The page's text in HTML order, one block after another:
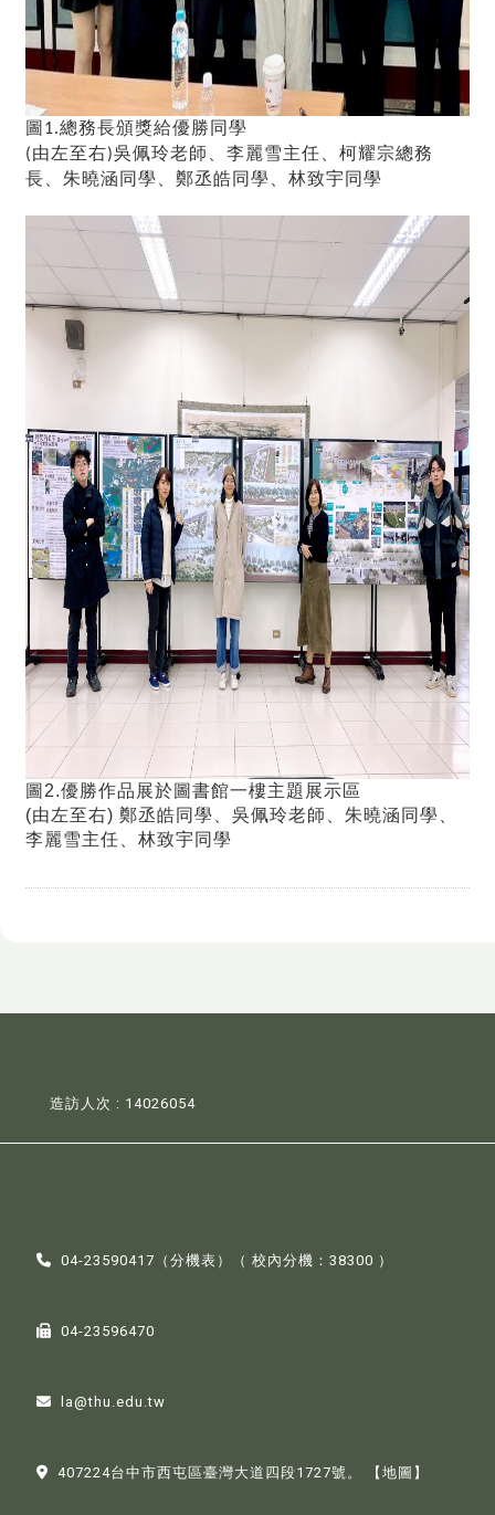
圖 1.總務長頒獎給優勝同學
(由左至右)吳佩玲老師 李麗雪主任
柯耀宗總務
長
朱曉涵同學 鄭丞皓同學 林致宇同學
圖 2.優勝作品展於圖書館一樓主題展示區
(由左至右) 鄭丞皓同學、吳佩玲老師、朱曉涵同學、
李麗雪主任、林致宇同學
造訪人次 : 14026054
04-23590417（分機表 ）（ 校內分機：38300 ）
04-23596470
la@thu.edu.tw
407224台中市西屯區臺灣大道四段1727號。 【地圖】